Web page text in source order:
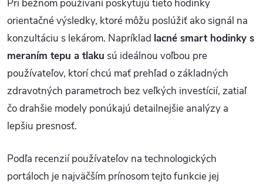
Pri bežnom používaní poskytujú tieto hodinky
orientačné výsledky, ktoré môžu poslúžiť ako signál na
konzultáciu s lekárom. Napríklad lacné smart hodinky s
meraním tepu a tlaku sú ideálnou voľbou pre
používateľov, ktorí chcú mať prehľad o základných
zdravotných parametroch bez veľkých investícií, zatiaľ
čo drahšie modely ponúkajú detailnejšie analýzy a
lepšiu presnosť.
Podľa recenzií používateľov na technologických
portáloch je najväčším prínosom tejto funkcie jej